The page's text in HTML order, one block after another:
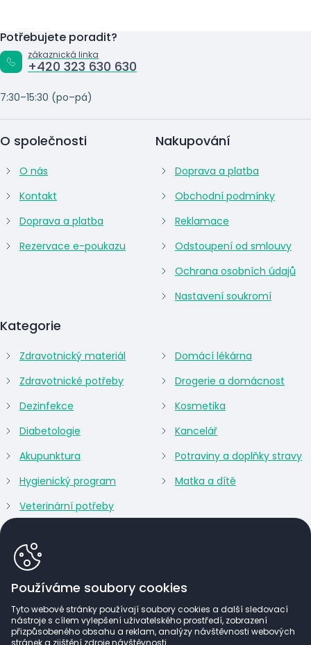
Používáme soubory cookies
Tyto webové stránky používají soubory cookies a další sledovací
nástroje s cílem vylepšení uživatelského prostředí, zobrazení
přizpůsobeného obsahu a reklam, analýzy návštěvnosti webových
stránek a zjištění zdroje návštěvnosti.
Potřebujete poradit?
zákaznická linka
+420 323 630 630
7:30–15:30 (po–pá)
O společnosti
O nás
Kontakt
Doprava a platba
Rezervace e-poukazu
Kategorie
Zdravotnický materiál
Zdravotnické potřeby
Dezinfekce
Diabetologie
Akupunktura
Hygienický program
Veterinární potřeby
Domácí lékárna
Drogerie a domácnost
Kosmetika
Kancelář
Potraviny a doplňky stravy
Matka a dítě
Nakupování
Doprava a platba
Obchodní podmínky
Reklamace
Odstoupení od smlouvy
Ochrana osobních údajů
Nastavení soukromí